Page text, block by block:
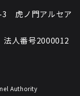
虎ノ門アルセア
人番号2000012
Authority